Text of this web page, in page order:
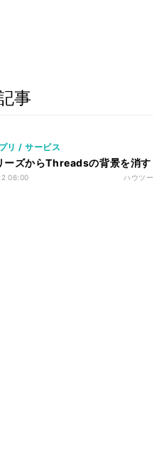
事
リ / サービス
ーズからThreadsの背景を消す
06:00 ハウツー